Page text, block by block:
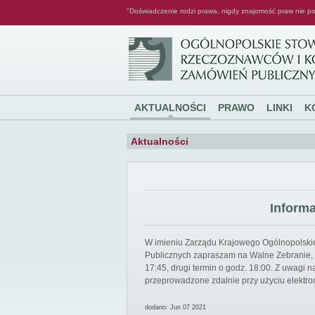
"Doświadczenie rodzi prawa, nigdy znajomość praw nie
AKTUALNOŚCI PRAWO LINKI
Aktualności
W imieniu Zarządu Krajowego
Publicznych zapraszam na Walne
17:45, drugi termin o godz. 18:00. Z uwagi
przeprowadzone zdalnie przy użyciu
dodano: Jun 07 2021